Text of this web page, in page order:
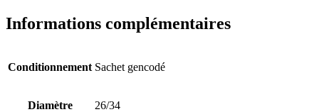
Informations complémentaires
Conditionnement Sachet gencodé
Diamètre 26/34